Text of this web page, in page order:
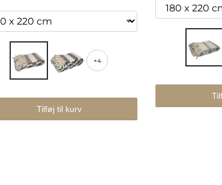
+4
Tilføj til kurv